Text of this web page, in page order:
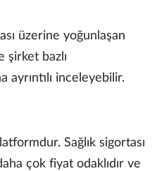
üzerine yoğunlaşan
şirket bazlı
ayrıntılı inceleyebilir.
Sağlık sigortası
çok fiyat odaklıdır ve